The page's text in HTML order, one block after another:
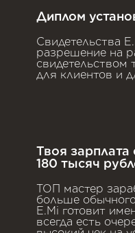
Диплом
Свидетельства
разрешение на
свидетельством
для клиентов и
Твоя зарплата
180 тысяч
ТОП мастер
больше
E.Mi готовит
всегда есть